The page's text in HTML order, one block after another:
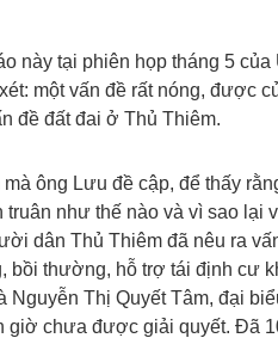
này tại phiên họp tháng 5
một vấn đề rất nóng, được
đề đất đai ở Thủ Thiêm.
ông Lưu đề cập, để thấy
như thế nào và vì sao lại
dân Thủ Thiêm đã nêu ra
bồi thường, hỗ trợ tái định cư
Nguyễn Thị Quyết Tâm, đại
giờ chưa được giải quyết. Đã